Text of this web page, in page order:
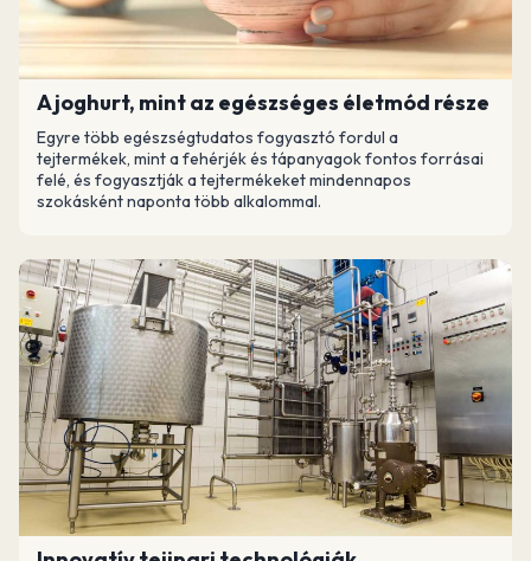
A joghurt, mint az egészséges életmód része
Egyre több egészségtudatos fogyasztó fordul a
tejtermékek, mint a fehérjék és tápanyagok fontos forrásai
felé, és fogyasztják a tejtermékeket mindennapos
szokásként naponta több alkalommal.